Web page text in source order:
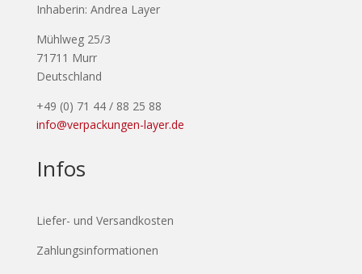
Inhaberin: Andrea Layer
Mühlweg 25/3
71711 Murr
Deutschland
+49 (0) 71 44 / 88 25 88
info@verpackungen-layer.de
Infos
Liefer- und Versandkosten
Zahlungsinformationen